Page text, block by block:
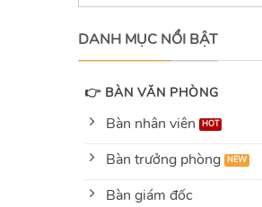
of
DANH MỤC NỔI BẬT
👉 BÀN VĂN PHÒNG
Bàn nhân viên
Bàn trưởng phòng
Bàn giám đốc